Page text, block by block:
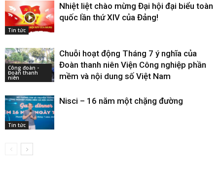
Tin tức
Nhiệt liệt chào mừng Đại hội đại biểu toàn
quốc lần thứ XIV của Đảng!
Công đoàn -
Đoàn thanh
niên
Chuỗi hoạt động Tháng 7 ý nghĩa của
Đoàn thanh niên Viện Công nghiệp phần
mềm và nội dung số Việt Nam
Tin tức
Nisci – 16 năm một chặng đường